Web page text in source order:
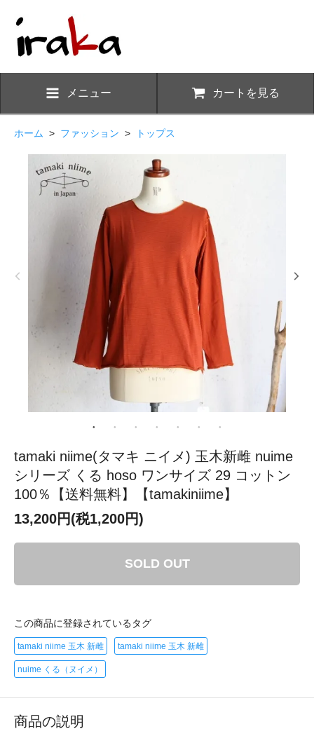
メニュー カートを見る
ホーム > ファッション > トップス
tamaki niime(タマキ ニイメ) 玉木新雌 nuime
シリーズ くる hoso ワンサイズ 29 コットン
100％【送料無料】【tamakiniime】
13,200円(税1,200円)
SOLD OUT
この商品に登録されているタグ
tamaki niime 玉木 新雌 tamaki niime 玉木 新雌
nuime くる（ヌイメ）
商品の説明